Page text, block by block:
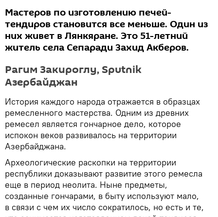
Мастеров по изготовлению печей-
тендиров становится все меньше. Один из
них живет в Лянкяране. Это 51-летний
житель села Сепаради Захид Акберов.
Рагим Закироглу, Sputnik
Азербайджан
История каждого народа отражается в образцах
ремесленного мастерства. Одним из древних
ремесел является гончарное дело, которое
испокон веков развивалось на территории
Азербайджана.
Археологические раскопки на территории
республики доказывают развитие этого ремесла
еще в период неолита. Ныне предметы,
созданные гончарами, в быту используют мало,
в связи с чем их число сократилось, но есть и те,